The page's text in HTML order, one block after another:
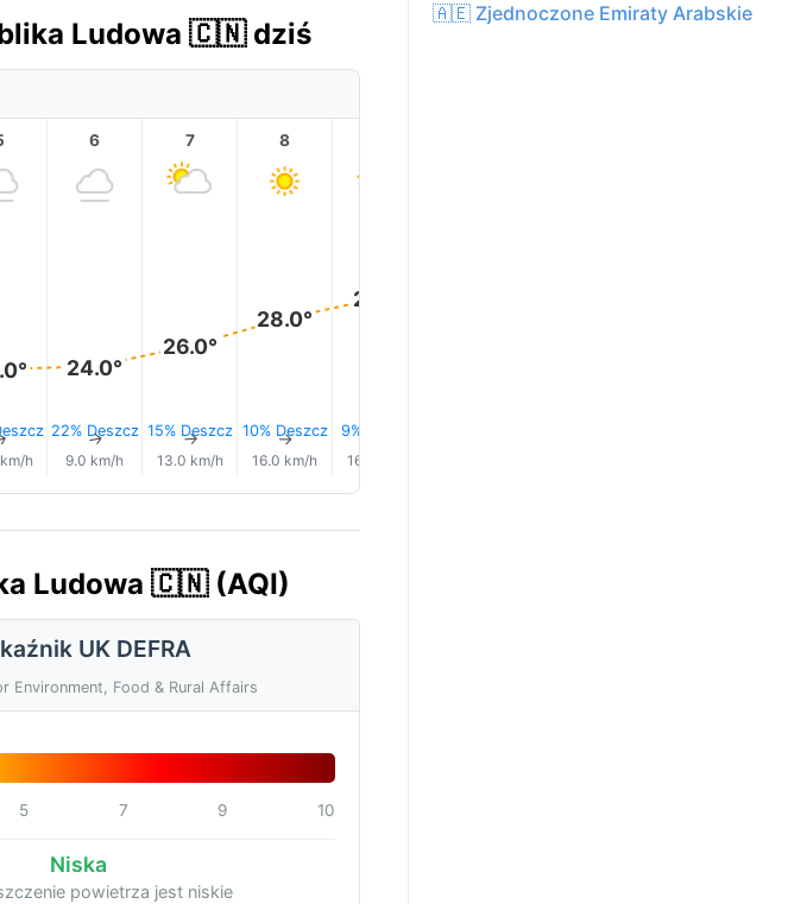
Ludowa 🇨🇳 dziś
h
6
24.0°
22% Deszcz
↑
9.0 km/h
7
26.0°
15% Deszcz
↑
13.0 km/h
8
28.0°
10% Deszcz
↑
16.0 km/h
29.0°
9% Deszcz
16.0 km/h
Ludowa 🇨🇳 (AQI)
UK DEFRA
Environment, Food & Rural Affairs
5 7 9 10
Niska
powietrza jest niskie
🇦🇪 Zjednoczone Emiraty Arabskie